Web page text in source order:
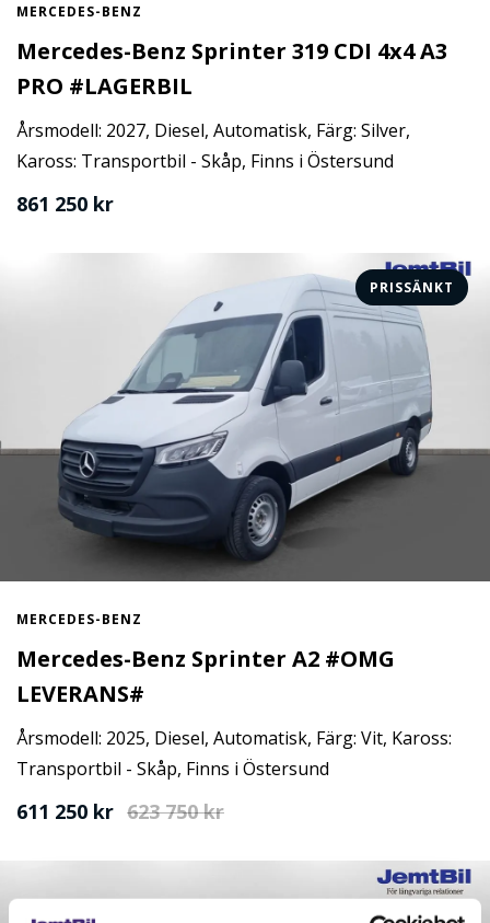
MERCEDES-BENZ
Mercedes-Benz Sprinter 319 CDI 4x4 A3
PRO #LAGERBIL
Årsmodell: 2027, Diesel, Automatisk, Färg: Silver,
Kaross: Transportbil - Skåp, Finns i Östersund
861 250 kr
PRISSÄNKT
MERCEDES-BENZ
Mercedes-Benz Sprinter A2 #OMG
LEVERANS#
Årsmodell: 2025, Diesel, Automatisk, Färg: Vit, Kaross:
Transportbil - Skåp, Finns i Östersund
611 250 kr 623 750kr